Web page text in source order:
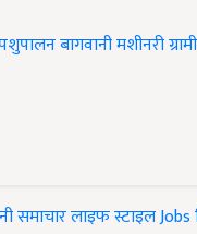
बागवानीमशीनरी
समाचारलाइफ स्टाइलJobs